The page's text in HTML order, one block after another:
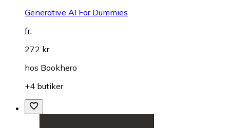
Generative AI For Dummies
fr.
272 kr
hos Bookhero
+4 butiker